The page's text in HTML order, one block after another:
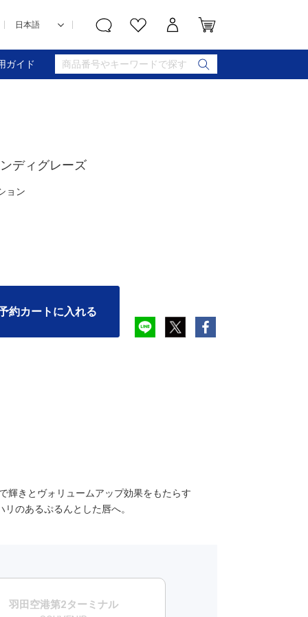
ガイド
ディグレーズ
ョン
約カートに入れる
輝きとヴォリュームアップ効果をもたらす
のあるぷるんとした唇へ。
羽田空港第2ターミナル